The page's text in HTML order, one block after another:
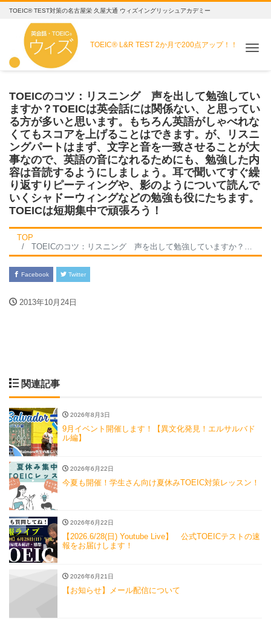
TOEIC® TEST対策の名古屋栄 久屋大通 ウィズイングリッシュアカデミー
TOEIC® L&R TEST2か月で200点アップ！！
TOEICのコツ：リスニング 声を出して勉強してい
ますか？TOEICは英会話には関係ない、と思ってい
る方が多いと思います。もちろん英語がしゃべれな
くてもスコアを上げることはできます。が、リスニ
ングパートはまず、文字と音を一致させることが大
事なので、英語の音になれるためにも、勉強した内
容は音読するようにしましょう。耳で聞いてすぐ繰
り返すりピーティングや、影のようについて読んで
いくシャドーウィングなどの勉強も役にたちます。
TOEICは短期集中で頑張ろう！
TOP
TOEICのコツ：リスニング 声を出して勉強していますか？TOEICは英会話には関係ない、と思っている方が多いと思います。もちろん英語がしゃべれなくてもスコアを上げることはできます。が、リスニングパートはまず、文字と音を一致させることが大事なので、英語の音になれるためにも、勉強した内容は音読するようにしましょう。耳で聞いてすぐ繰り返すりピーティングや、影のようについて読んでいくシャドーウィングなどの勉強も役にたちます。TOEICは短期集中で頑張ろう！
Facebook Twitter
2013年10月24日
関連記事
2026年8月3日
9月イベント開催します！【異文化発見！エルサルバド
ル編】
2026年6月22日
今夏も開催！学生さん向け夏休みTOEIC対策レッスン！
2026年6月22日
【2026.6/28(日) Youtube Live】 公式TOEICテストの速
報をお届けします！
2026年6月21日
【お知らせ】メール配信について